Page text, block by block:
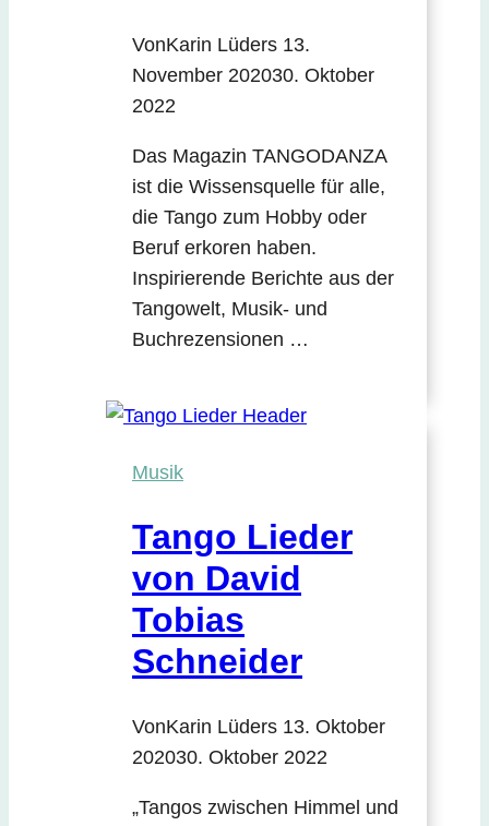
VonKarin Lüders 13.
November 202030. Oktober
2022
Das Magazin TANGODANZA
ist die Wissensquelle für alle,
die Tango zum Hobby oder
Beruf erkoren haben.
Inspirierende Berichte aus der
Tangowelt, Musik- und
Buchrezensionen …
Musik
Tango Lieder
von David
Tobias
Schneider
VonKarin Lüders 13. Oktober
202030. Oktober 2022
„Tangos zwischen Himmel und